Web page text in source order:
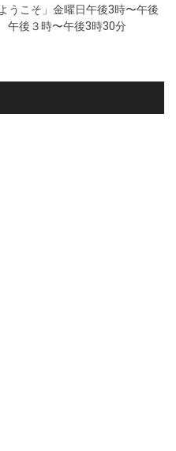
うこそ」金曜日午後3時〜午後
３時〜午後3時30分